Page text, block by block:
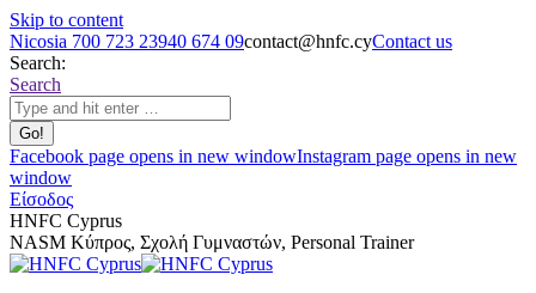
Skip to content
Nicosia 700 723 23940 674 09contact@hnfc.cyContact us
Search:
Search
Facebook page opens in new windowInstagram page opens in new
window
Είσοδος
HNFC Cyprus
NASM Κύπρος, Σχολή Γυμναστών, Personal Trainer